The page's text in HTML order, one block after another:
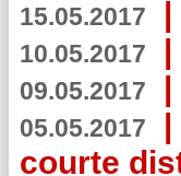
15.05.2017 |
10.05.2017 |
09.05.2017 |
05.05.2017 |
courte